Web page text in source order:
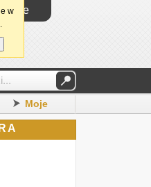
Moje
w
.